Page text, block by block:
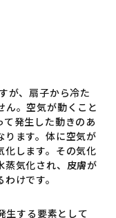
が、扇子から冷た
ん。空気が動くこと
発生した動きのあ
ります。体に空気が
化します。その気化
蒸気化され、皮膚が
けです。
生する要素として